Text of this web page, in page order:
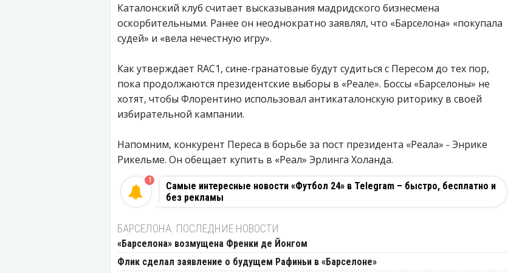
Каталонский клуб считает высказывания мадридского бизнесмена
оскорбительными. Ранее он неоднократно заявлял, что «Барселона» «покупала
судей» и «вела нечестную игру».
Как утверждает RAC1, сине-гранатовые будут судиться с Пересом до тех пор,
пока продолжаются президентские выборы в «Реале». Боссы «Барселоны» не
хотят, чтобы Флорентино использовал антикаталонскую риторику в своей
избирательной кампании.
Напомним, конкурент Переса в борьбе за пост президента «Реала» - Энрике
Рикельме. Он обещает купить в «Реал» Эрлинга Холанда.
Самые интересные новости «Футбол 24» в Telegram – быстро, бесплатно и
без рекламы
1
БАРСЕЛОНА: ПОСЛЕДНИЕ НОВОСТИ
«Барселона» возмущена Френки де Йонгом
Флик сделал заявление о будущем Рафиньи в «Барселоне»